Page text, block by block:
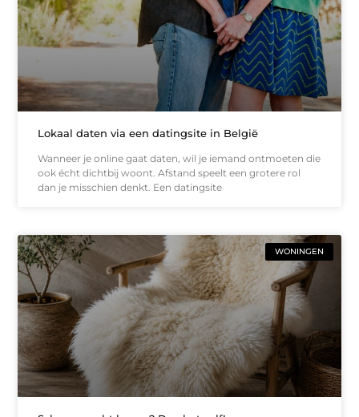
Lokaal daten via een datingsite in België
Wanneer je online gaat daten, wil je iemand ontmoeten die
ook écht dichtbij woont. Afstand speelt een grotere rol
dan je misschien denkt. Een datingsite
WONINGEN